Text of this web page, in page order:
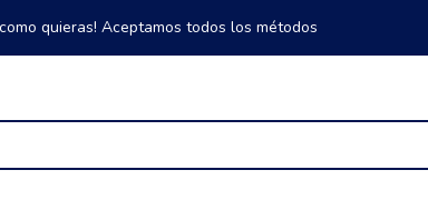
como quieras! Aceptamos todos los métodos